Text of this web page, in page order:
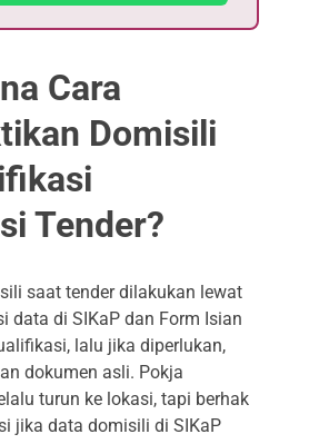
Cara
Domisili
Tender?
saat tender dilakukan lewat
data di SIKaP dan Form Isian
lalu jika diperlukan,
dokumen asli. Pokja
turun ke lokasi, tapi berhak
jika data domisili di SIKaP